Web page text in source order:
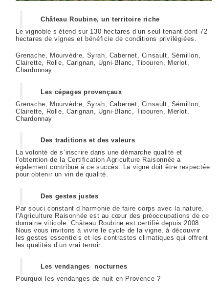
Château Roubine, un territoire riche
Le vignoble s’étend sur 130 hectares d’un seul tenant dont 72
hectares de vignes et bénéficie de conditions privilégiées.
Grenache, Mourvèdre, Syrah, Cabernet, Cinsault, Sémillon,
Clairette, Rolle, Carignan, Ugni-Blanc, Tibouren, Merlot,
Chardonnay
Les cépages provençaux
Grenache, Mourvèdre, Syrah, Cabernet, Cinsault, Sémillon,
Clairette, Rolle, Carignan, Ugni-Blanc, Tibouren, Merlot,
Chardonnay
Des traditions et des valeurs
La volonté de s’inscrire dans une démarche qualité et
l’obtention de la Certification Agriculture Raisonnée a
également contribué à ce succès. La vigne doit être respectée
pour obtenir un vin de qualité.
Des gestes justes
Par souci constant d’harmonie de faire corps avec la nature,
l’Agriculture Raisonnée est au cœur des préoccupations de ce
domaine viticole. Château Roubine est certifié depuis 2008.
Nous vous invitons à vivre le cycle de la vigne, à découvrir
les gestes essentiels et les contrastes climatiques qui offrent
les qualités d’un vrai terroir.
Les vendanges nocturnes
Pourquoi les vendanges de nuit en Provence ?